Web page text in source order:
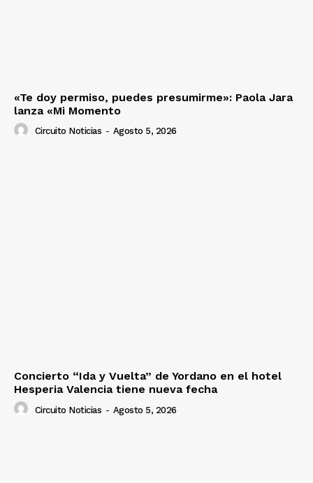
«Te doy permiso, puedes presumirme»: Paola Jara
lanza «Mi Momento
Circuito Noticias - Agosto 5, 2026
Concierto “Ida y Vuelta” de Yordano en el hotel
Hesperia Valencia tiene nueva fecha
Circuito Noticias - Agosto 5, 2026